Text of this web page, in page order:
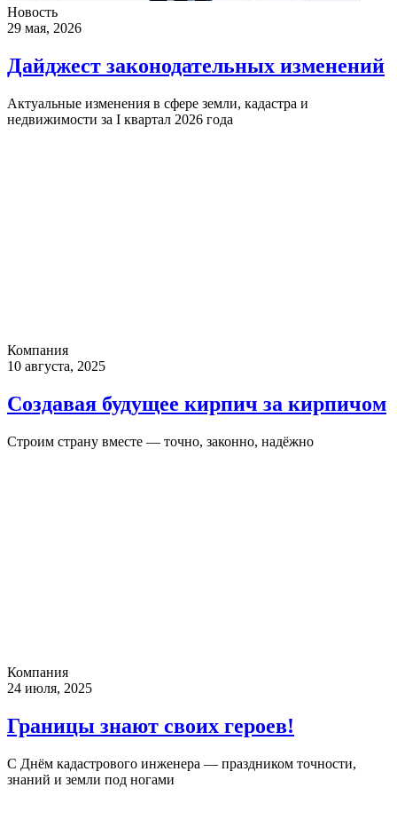
Новость
29 мая, 2026
Дайджест законодательных изменений
Актуальные изменения в сфере земли, кадастра и
недвижимости за I квартал 2026 года
Компания
10 августа, 2025
Создавая будущее кирпич за кирпичом
Строим страну вместе — точно, законно, надёжно
Компания
24 июля, 2025
Границы знают своих героев!
С Днём кадастрового инженера — праздником точности,
знаний и земли под ногами